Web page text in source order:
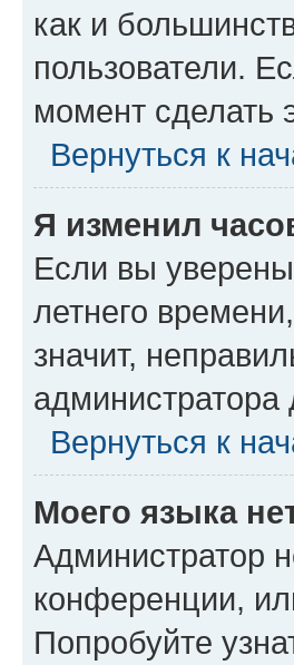
как и
пользователи.
момент сделать
Вернуться к
Я изменил
Если вы
летнего
значит,
Вернуться к
Моего языка
Администратор
конференции,
Попробуйте